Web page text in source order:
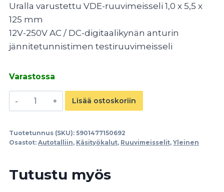
Uralla varustettu VDE-ruuvimeisseli 1,0 x 5,5 x
125 mm
12V-250V AC / DC-digitaalikynän anturin
jännitetunnistimen testiruuvimeisseli
Varastossa
Eristetty
VDE-
1000V
määrä
Lisää ostoskoriin
Tuotetunnus (SKU): 5901477150692
Osastot: Autotalliin, Käsityökalut, Ruuvimeisselit, Yleinen
Tutustu myös